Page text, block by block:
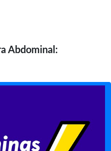
Abdominal: